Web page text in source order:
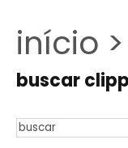
início >
buscar